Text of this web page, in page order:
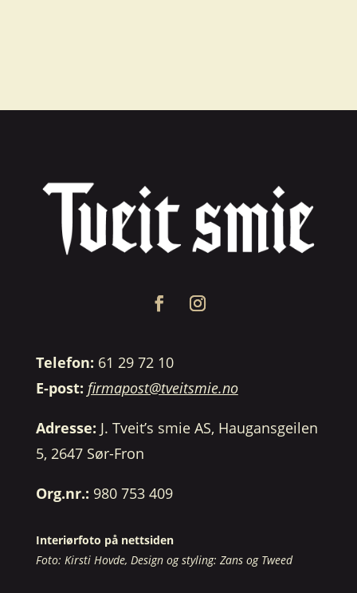
Telefon: 61 29 72 10
E-post: firmapost@tveitsmie.no
Adresse: J. Tveit’s smie AS, Haugansgeilen
5, 2647 Sør-Fron
Org.nr.: 980 753 409
Interiørfoto på nettsiden
Foto: Kirsti Hovde, Design og styling: Zans og Tweed